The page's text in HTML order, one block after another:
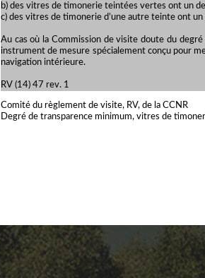
b) des vitres de timonerie teintées vertes ont un
c) des vitres de timonerie d’une autre teinte ont
Au cas où la Commission de visite doute du
instrument de mesure spécialement conçu pour
navigation intérieure.
RV (14) 47 rev. 1
Comité du règlement de visite, RV, de la CCNR
Degré de transparence minimum, vitres de